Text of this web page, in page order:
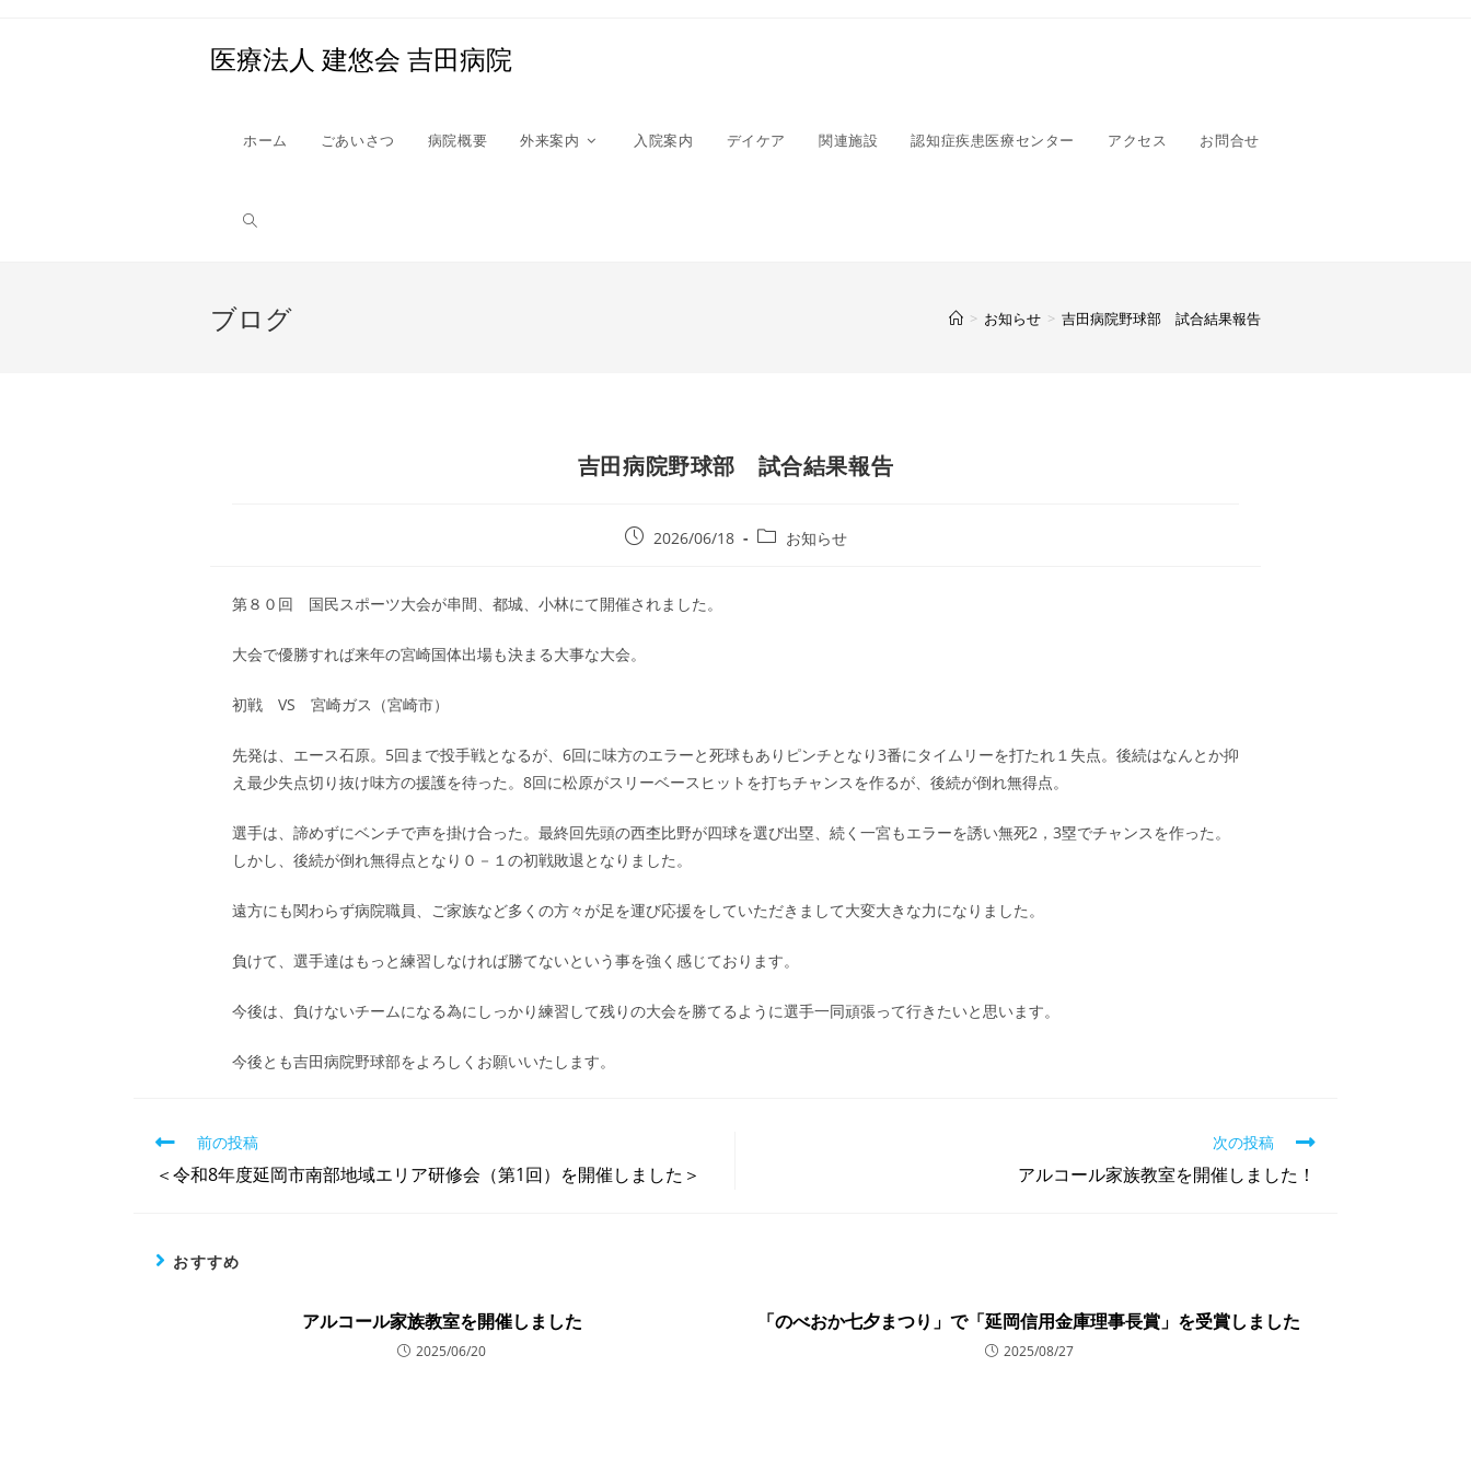
医療法人 建悠会 吉田病院
ホーム ごあいさつ 病院概要 外来案内 入院案内 デイケア 関連施設 認知症疾患医療センター アクセス お問合せ
ブログ > お知らせ > 吉田病院野球部 試合結果報告
吉田病院野球部 試合結果報告
2026/06/18 お知らせ
第８０回 国民スポーツ大会が串間、都城、小林にて開催されました。
大会で優勝すれば来年の宮崎国体出場も決まる大事な大会。
初戦 VS 宮崎ガス（宮崎市）
先発は、エース石原。5回まで投手戦となるが、6回に味方のエラーと死球もありピンチとなり3番にタイムリーを打たれ１失点。後続はなんとか抑
え最少失点切り抜け味方の援護を待った。8回に松原がスリーベースヒットを打ちチャンスを作るが、後続が倒れ無得点。
選手は、諦めずにベンチで声を掛け合った。最終回先頭の西杢比野が四球を選び出塁、続く一宮もエラーを誘い無死2，3塁でチャンスを作った。
しかし、後続が倒れ無得点となり０－１の初戦敗退となりました。
遠方にも関わらず病院職員、ご家族など多くの方々が足を運び応援をしていただきまして大変大きな力になりました。
負けて、選手達はもっと練習しなければ勝てないという事を強く感じております。
今後は、負けないチームになる為にしっかり練習して残りの大会を勝てるように選手一同頑張って行きたいと思います。
今後とも吉田病院野球部をよろしくお願いいたします。
前の投稿
＜令和8年度延岡市南部地域エリア研修会（第1回）を開催しました＞
次の投稿
アルコール家族教室を開催しました！
おすすめ
アルコール家族教室を開催しました
2025/06/20
「のべおか七夕まつり」で「延岡信用金庫理事長賞」を受賞しました
2025/08/27